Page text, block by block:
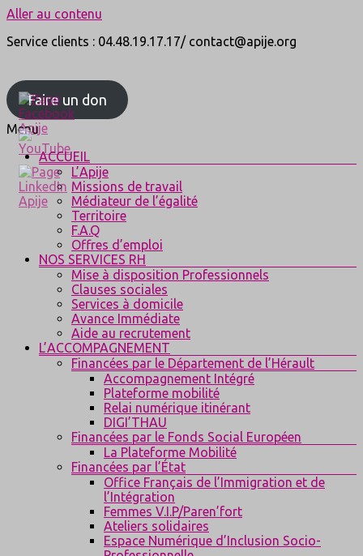
Aller au contenu
Service clients : 04.48.19.17.17/ contact@apije.org
Faire un don
Menu
ACCUEIL
L’Apije
Missions de travail
Médiateur de l’égalité
Territoire
F.A.Q
Offres d’emploi
NOS SERVICES RH
Mise à disposition Professionnels
Clauses sociales
Services à domicile
Avance Immédiate
Aide au recrutement
L’ACCOMPAGNEMENT
Financées par le Département de l’Hérault
Accompagnement Intégré
Plateforme mobilité
Relai numérique itinérant
DIGI’THAU
Financées par le Fonds Social Européen
La Plateforme Mobilité
Financées par l’État
Office Français de l’Immigration et de
l’Intégration
Femmes V.I.P/Paren’fort
Ateliers solidaires
Espace Numérique d’Inclusion Socio-